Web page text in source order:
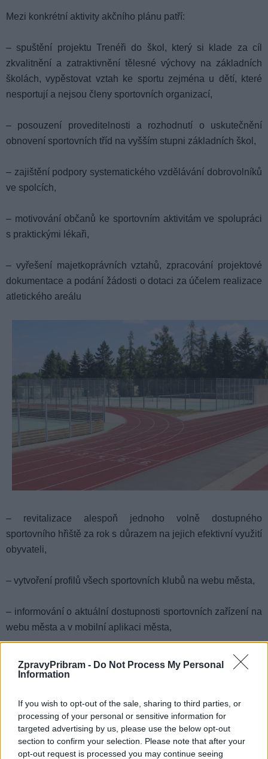
ZpravyPribram - Do Not Process My Personal
Information
If you wish to opt-out of the sale, sharing to third parties, or
processing of your personal or sensitive information for
targeted advertising by us, please use the below opt-out
section to confirm your selection. Please note that after your
opt-out request is processed you may continue seeing
Mezi konkrétní aktivity akčního plánu patří:
– spuštění projektu Trenéři do škol, který si klade za cíl
zkvalitnění a zatraktivnění tělesné výchovy na základních
školách, vypěstovat vztah ke sportu zejména u dětí, které
nesportují a nejsou členy sportovních organizací,
– posouzení proveditelnosti a rozhodnutí o uskutečnění
obnovení sportovních tříd na vyšším stupni základních škol,
– zajištění podpory systematického vzdělávání dobrovolníků
ve spolcích,
– motivování občanů ke sportovním aktivitám ve spolupráci
s praktickými lékaři,
– vyřešení majetkoprávních vztahů, zpracování projektové
dokumentace a podání žádosti o dotaci za účelem realizace
atletického areálu
– revitalizace alespoň jednoho volně dostupného
sportovního hřiště za rok s důrazem na jejich efektivní využití
obyvateli,
– vytvoření profilů všech sportovních klubů na webu města,
– informování o aktuální dostupnosti sportovních zařízení na
webu města a v mobilní aplikaci města,
– iniciování vzniku příbramské badmintonové ligy pro
veřejnost,
– opětovné projednání výše finanční podpory na činnost
sportovních organizací, vrcholového sportu a sportovních
akcí tak, aby korespondovala s koncepcí danou Plánem
sportu,